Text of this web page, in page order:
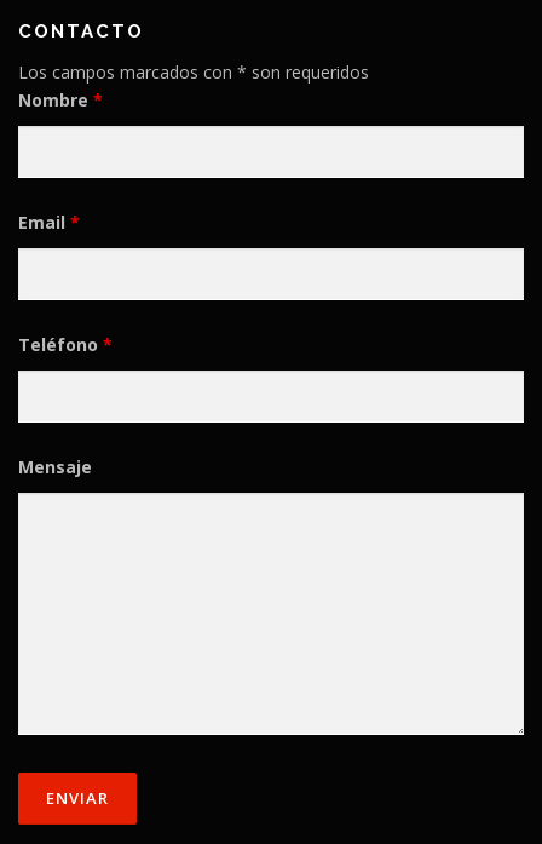
CONTACTO
Los campos marcados con * son requeridos
Nombre *
Email *
Teléfono *
Mensaje